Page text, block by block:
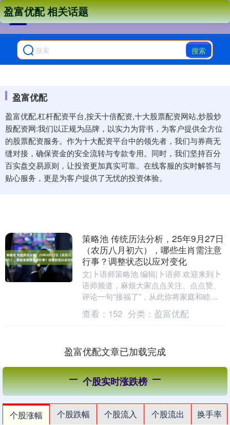
搜索
盈富优配
盈富优配,杠杆配资平台,按天十倍配资,十大股票配资网站,炒股炒
股配资网:我们以正规为品牌，以实力为背书，为客户提供全方位
的股票配资服务。作为十大配资平台中的领先者，我们与券商无
缝对接，确保资金的安全流转与专款专用。同时，我们坚持百分
百实盘交易原则，让投资更加真实可靠。在线客服的实时解答与
贴心服务，更是为客户提供了无忧的投资体验。
盈富优配 相关话题
策略池 传统历法分析，25年9月27日
（农历八月初六），哪些生肖需注意
行事？调整状态以应对变化
文|卜语师策略池 编辑|卜语师 欢迎来到卜
语师频道，麻烦大家点点关注、点点赞、
评论一句“接福了”，从此你将家庭和睦，
子女孝顺，所愿皆得，一顺百顺！ 2025年
9....
查看： 152 分类： 盈富优配
盈富优配文章已加载完成
个股实时涨跌榜
个股涨幅 个股跌幅 个股流入 个股流出
换手率